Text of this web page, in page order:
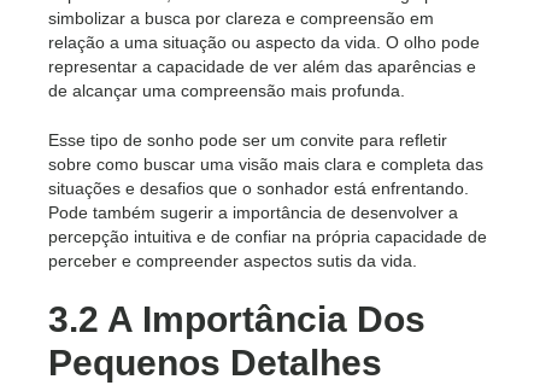
simbolizar a busca por clareza e compreensão em
relação a uma situação ou aspecto da vida. O olho pode
representar a capacidade de ver além das aparências e
de alcançar uma compreensão mais profunda.
Esse tipo de sonho pode ser um convite para refletir
sobre como buscar uma visão mais clara e completa das
situações e desafios que o sonhador está enfrentando.
Pode também sugerir a importância de desenvolver a
percepção intuitiva e de confiar na própria capacidade de
perceber e compreender aspectos sutis da vida.
3.2 A Importância Dos
Pequenos Detalhes